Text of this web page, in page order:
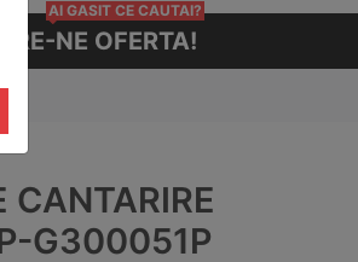
NE OFERTA!
AI GASIT CE CAUTAI?
CANTARIRE
G300051P